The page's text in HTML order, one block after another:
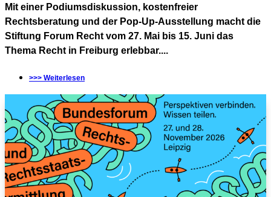
Mit einer Podiumsdiskussion, kostenfreier
Rechtsberatung und der Pop-Up-Ausstellung macht die
Stiftung Forum Recht vom 27. Mai bis 15. Juni das
Thema Recht in Freiburg erlebbar....
>>> Weiterlesen